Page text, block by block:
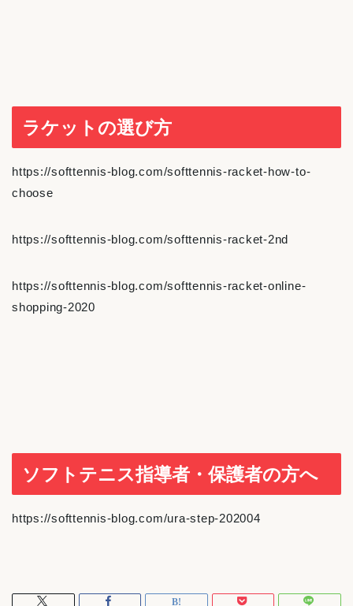
ラケットの選び方
https://softtennis-blog.com/softtennis-racket-how-to-
choose
https://softtennis-blog.com/softtennis-racket-2nd
https://softtennis-blog.com/softtennis-racket-online-
shopping-2020
ソフトテニス指導者・保護者の方へ
https://softtennis-blog.com/ura-step-202004